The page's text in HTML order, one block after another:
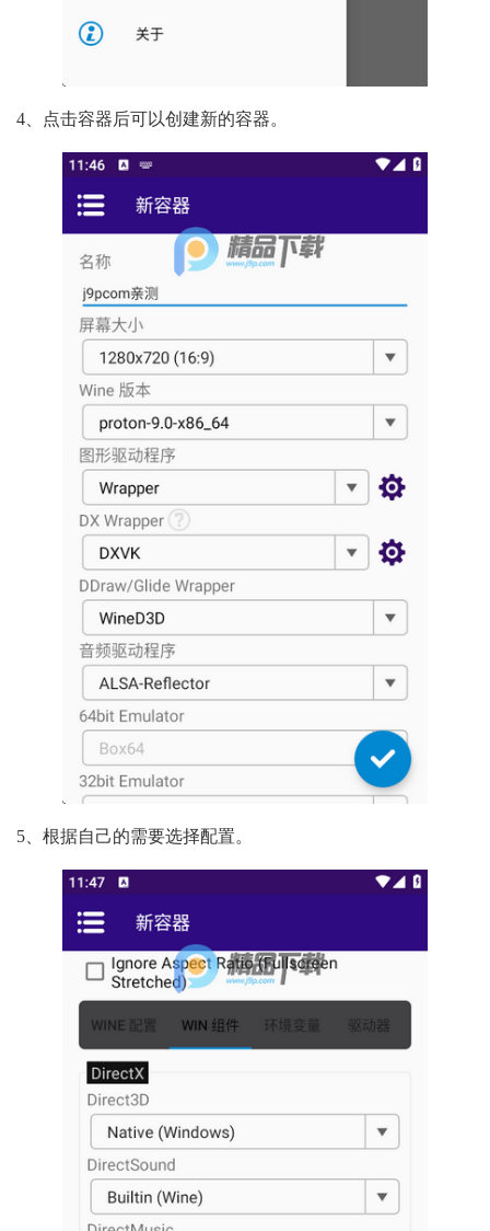
4、点击容器后可以创建新的容器。
5、根据自己的需要选择配置。